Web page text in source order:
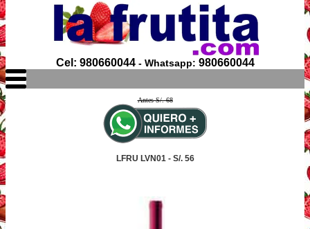
Cel: 980660044- Whatsapp: 980660044
Antes S/. 68
LFRU LVN01 - S/. 56